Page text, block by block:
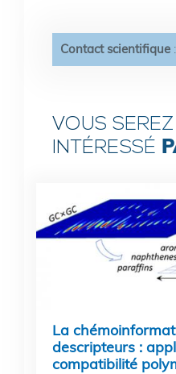
Contact scientifique:
VOUS SEREZ
INTÉRESSÉ
La
descripteurs :
compatibilité